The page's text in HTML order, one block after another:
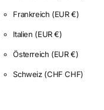
Frankreich (EUR €)
Italien (EUR €)
Österreich (EUR €)
Schweiz (CHF CHF)